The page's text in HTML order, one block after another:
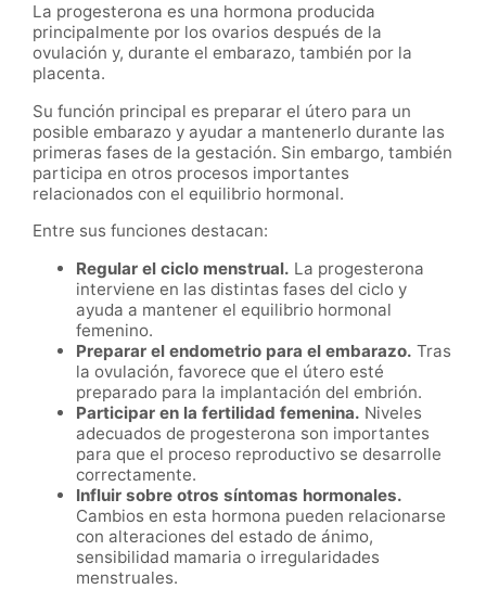
La progesterona es una hormona producida
principalmente por los ovarios después de la
ovulación y, durante el embarazo, también por la
placenta.
Su función principal es preparar el útero para un
posible embarazo y ayudar a mantenerlo durante las
primeras fases de la gestación. Sin embargo, también
participa en otros procesos importantes
relacionados con el equilibrio hormonal.
Entre sus funciones destacan:
Regular el ciclo menstrual. La progesterona
interviene en las distintas fases del ciclo y
ayuda a mantener el equilibrio hormonal
femenino.
Preparar el endometrio para el embarazo. Tras
la ovulación, favorece que el útero esté
preparado para la implantación del embrión.
Participar en la fertilidad femenina. Niveles
adecuados de progesterona son importantes
para que el proceso reproductivo se desarrolle
correctamente.
Influir sobre otros síntomas hormonales.
Cambios en esta hormona pueden relacionarse
con alteraciones del estado de ánimo,
sensibilidad mamaria o irregularidades
menstruales.